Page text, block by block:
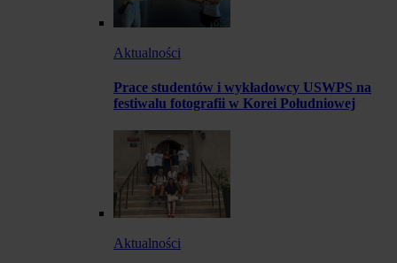
Aktualności
Prace studentów i wykładowcy USWPS na
festiwalu fotografii w Korei Południowej
Aktualności